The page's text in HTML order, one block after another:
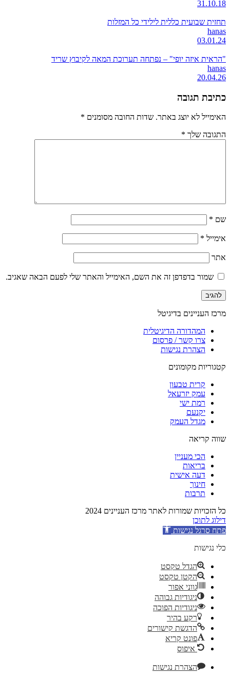
31.10.18
תחזית שבועית כללית לילידי כל המזלות
hanas
03.01.24
"הראית איזה יופי" – נפתחה תערוכת המאה לקיבוץ שריד
hanas
20.04.26
כתיבת תגובה
האימייל לא יוצג באתר. שדות החובה מסומנים *
התגובה שלך *
שם *
אימייל *
אתר
שמור בדפדפן זה את השם, האימייל והאתר שלי לפעם הבאה שאגיב.
מרכז העניינים בדיגיטל
המהדורה הדיגיטלית
צרו קשר / פרסום
הצהרת נגישות
קטגוריות מקומונים
קרית טבעון
עמק יזרעאל
רמת ישי
יקנעם
מגדל העמק
שווה קריאה
הכי מעניין
בריאות
דעה אישית
חינוך
תרבות
כל הזכויות שמורות לאתר מרכז העניינים 2024
דילוג לתוכן
פתח סרגל נגישות
כלי נגישות
הגדל טקסט
הקטן טקסט
גווני אפור
ניגודיות גבוהה
ניגודיות הפוכה
רקע בהיר
הדגשת קישורים
פונט קריא
איפוס
הצהרת נגישות